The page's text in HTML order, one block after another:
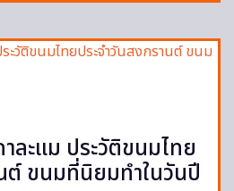
ละแม ประวัติขนมไทย
ต์ ขนมที่นิยมทำในวันปี